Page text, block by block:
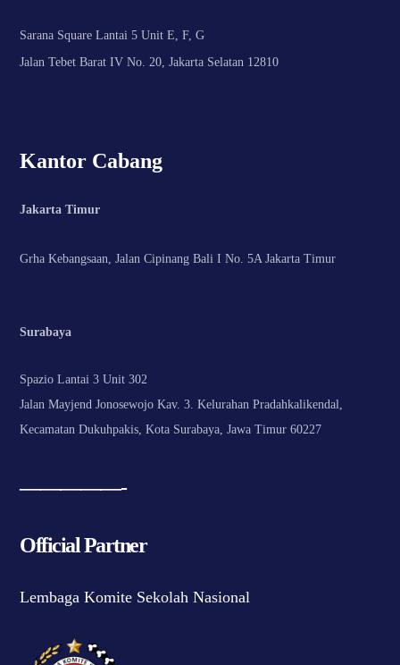
Sarana Square Lantai 5 Unit E, F, G
Jalan Tebet Barat IV No. 20, Jakarta Selatan 12810
Kantor Cabang
Jakarta Timur
Grha Kebangsaan, Jalan Cipinang Bali I No. 5A Jakarta Timur
Surabaya
Spazio Lantai 3 Unit 302
Jalan Mayjend Jonosewojo Kav. 3. Kelurahan Pradahkalikendal,
Kecamatan Dukuhpakis, Kota Surabaya, Jawa Timur 60227
—————-
Official Partner
Lembaga Komite Sekolah Nasional